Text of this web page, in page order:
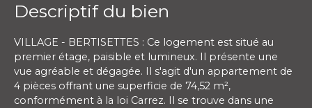
Descriptif du bien
VILLAGE - BERTISETTES : Ce logement est situé au
premier étage, paisible et lumineux. Il présente une
vue agréable et dégagée. Il s'agit d'un appartement de
4 pièces offrant une superficie de 74,52 m²,
conformément à la loi Carrez. Il se trouve dans une